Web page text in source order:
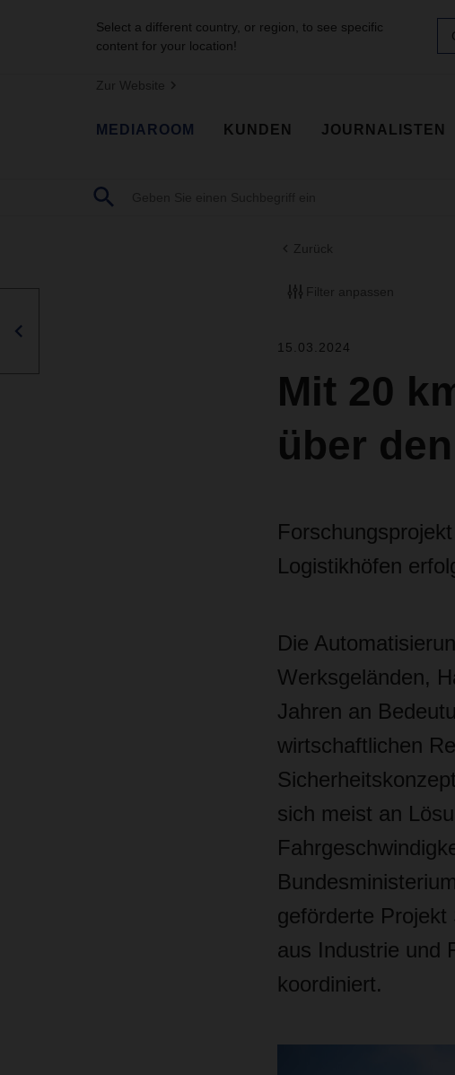
Select a different country, or region, to see specific
content for your location!
Zur Website
MEDIAROOM KUNDEN JOURNALISTEN
Zurück
Filter anpassen
15.03.2024
Mit 20
über
Logistikhöfen
Die
Werksgeländen,
Jahren an
wirtschaftlichen
sich meist an
geförderte
aus Industrie und
koordiniert.